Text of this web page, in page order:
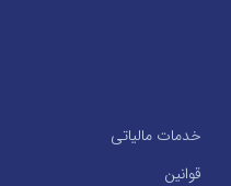
خدمات مالیاتی
قوانین